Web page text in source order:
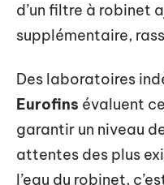
d’un filtre à robinet
supplémentaire,
Des laboratoires
Eurofins évaluent
garantir un niveau
attentes des plus
l’eau du robinet,